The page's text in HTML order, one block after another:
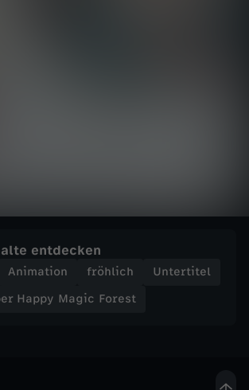
entdecken
Animation fröhlich
Untertitel
Happy Magic Forest